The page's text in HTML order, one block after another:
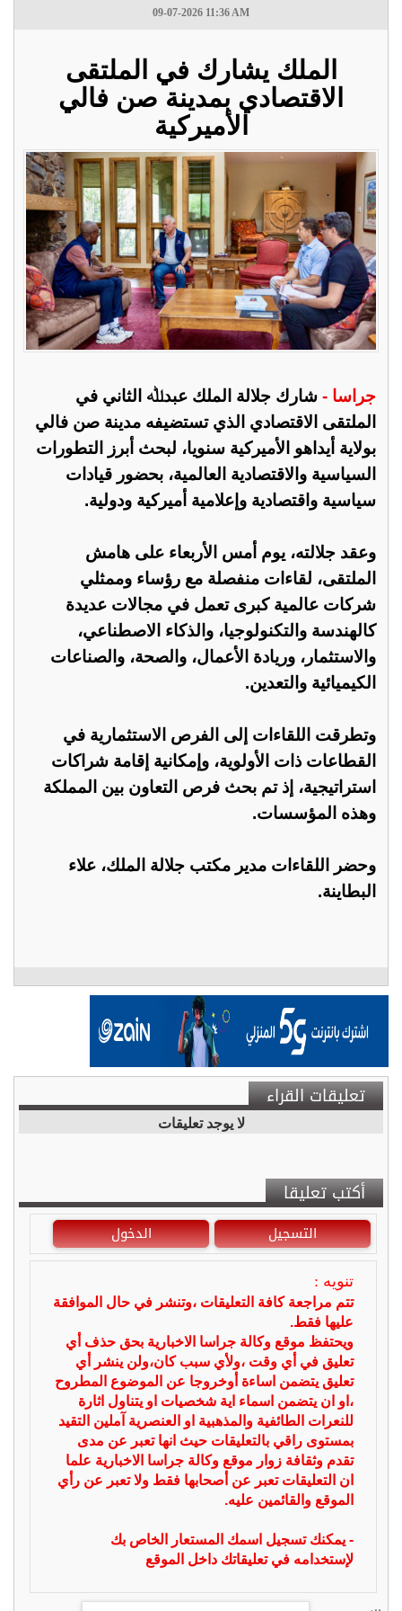
09-07-2026 11:36 AM
الملك يشارك في الملتقى
الاقتصادي بمدينة صن فالي
الأميركية
جراسا - شارك جلالة الملك عبدﷲ الثاني في
الملتقى الاقتصادي الذي تستضيفه مدينة صن فالي
بولاية أيداهو الأميركية سنويا، لبحث أبرز التطورات
السياسية والاقتصادية العالمية، بحضور قيادات
سياسية واقتصادية وإعلامية أميركية ودولية.
وعقد جلالته، يوم أمس الأربعاء على هامش
الملتقى، لقاءات منفصلة مع رؤساء وممثلي
شركات عالمية كبرى تعمل في مجالات عديدة
كالهندسة والتكنولوجيا، والذكاء الاصطناعي،
والاستثمار، وريادة الأعمال، والصحة، والصناعات
الكيميائية والتعدين.
وتطرقت اللقاءات إلى الفرص الاستثمارية في
القطاعات ذات الأولوية، وإمكانية إقامة شراكات
استراتيجية، إذ تم بحث فرص التعاون بين المملكة
وهذه المؤسسات.
وحضر اللقاءات مدير مكتب جلالة الملك، علاء
البطاينة.
تعليقات القراء
لا يوجد تعليقات
أكتب تعليقا
التسجيل الدخول
تنويه :
تتم مراجعة كافة التعليقات ،وتنشر في حال الموافقة
عليها فقط.
ويحتفظ موقع وكالة جراسا الاخبارية بحق حذف أي
تعليق في أي وقت ،ولأي سبب كان،ولن ينشر أي
تعليق يتضمن اساءة أوخروجا عن الموضوع المطروح
،او ان يتضمن اسماء اية شخصيات او يتناول اثارة
للنعرات الطائفية والمذهبية او العنصرية آملين التقيد
بمستوى راقي بالتعليقات حيث انها تعبر عن مدى
تقدم وثقافة زوار موقع وكالة جراسا الاخبارية علما
ان التعليقات تعبر عن أصحابها فقط ولا تعبر عن رأي
الموقع والقائمين عليه.
- يمكنك تسجيل اسمك المستعار الخاص بك
لإستخدامه في تعليقاتك داخل الموقع